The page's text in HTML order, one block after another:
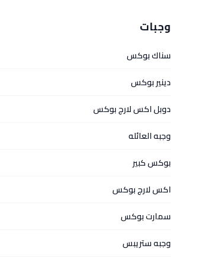
وجبات
سناك بوكس
دينير بوكس
دوبل اكس لارج بوكس
وجبه العائله
بوكس كبير
اكس لارج بوكس
سمارت بوكس
وجبه ستريبس